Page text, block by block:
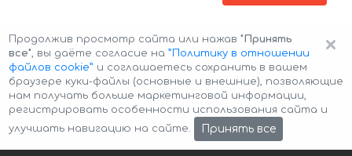
Авторские права © 2026 Авто-Аренда Cookie Policy
×
Продолжив просмотр сайта или нажав "Принять
все", вы даёте согласие на ”Политику в отношении
файлов cookie” и соглашаетесь сохранить в вашем
браузере куки-файлы (основные и внешние), позволяющие
нам получать больше маркетинговой информации,
регистрировать особенности использования сайта и
улучшать навигацию на сайте.
Принять все